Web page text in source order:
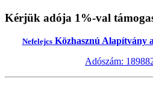
Kérjük adója 1%-val
NefelejcsKözhasznú Alapítvány
Adószám: